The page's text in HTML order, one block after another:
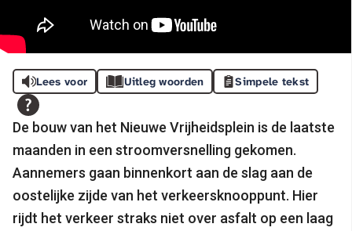
Lees voor Uitleg woorden Simpele tekst
De bouw van het Nieuwe Vrijheidsplein is de laatste
maanden in een stroomversnelling gekomen.
Aannemers gaan binnenkort aan de slag aan de
oostelijke zijde van het verkeersknooppunt. Hier
rijdt het verkeer straks niet over asfalt op een laag